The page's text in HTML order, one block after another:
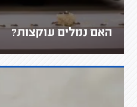
האם נמלים עוקצות?